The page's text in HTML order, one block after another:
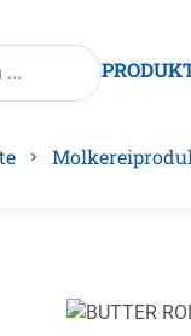
Bildergalerie